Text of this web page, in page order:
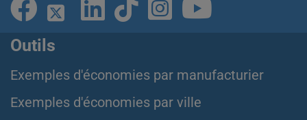
Outils
Exemples d'économies par manufacturier
Exemples d'économies par ville